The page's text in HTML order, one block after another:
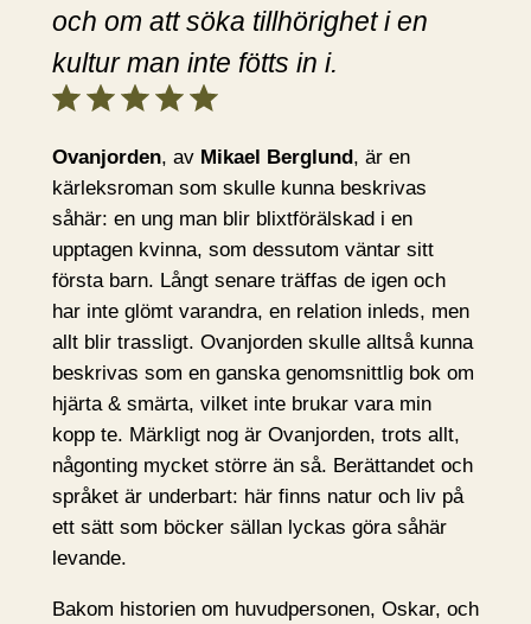
och om att söka tillhörighet i en
kultur man inte fötts in i.
Ovanjorden, av Mikael Berglund , är en
kärleksroman som skulle kunna beskrivas
såhär: en ung man blir blixtförälskad i en
upptagen kvinna, som dessutom väntar sitt
första barn. Långt senare träffas de igen och
har inte glömt varandra, en relation inleds, men
allt blir trassligt. Ovanjorden skulle alltså kunna
beskrivas som en ganska genomsnittlig bok om
hjärta & smärta, vilket inte brukar vara min
kopp te. Märkligt nog är Ovanjorden, trots allt,
någonting mycket större än så. Berättandet och
språket är underbart: här finns natur och liv på
ett sätt som böcker sällan lyckas göra såhär
levande.
Bakom historien om huvudpersonen, Oskar, och